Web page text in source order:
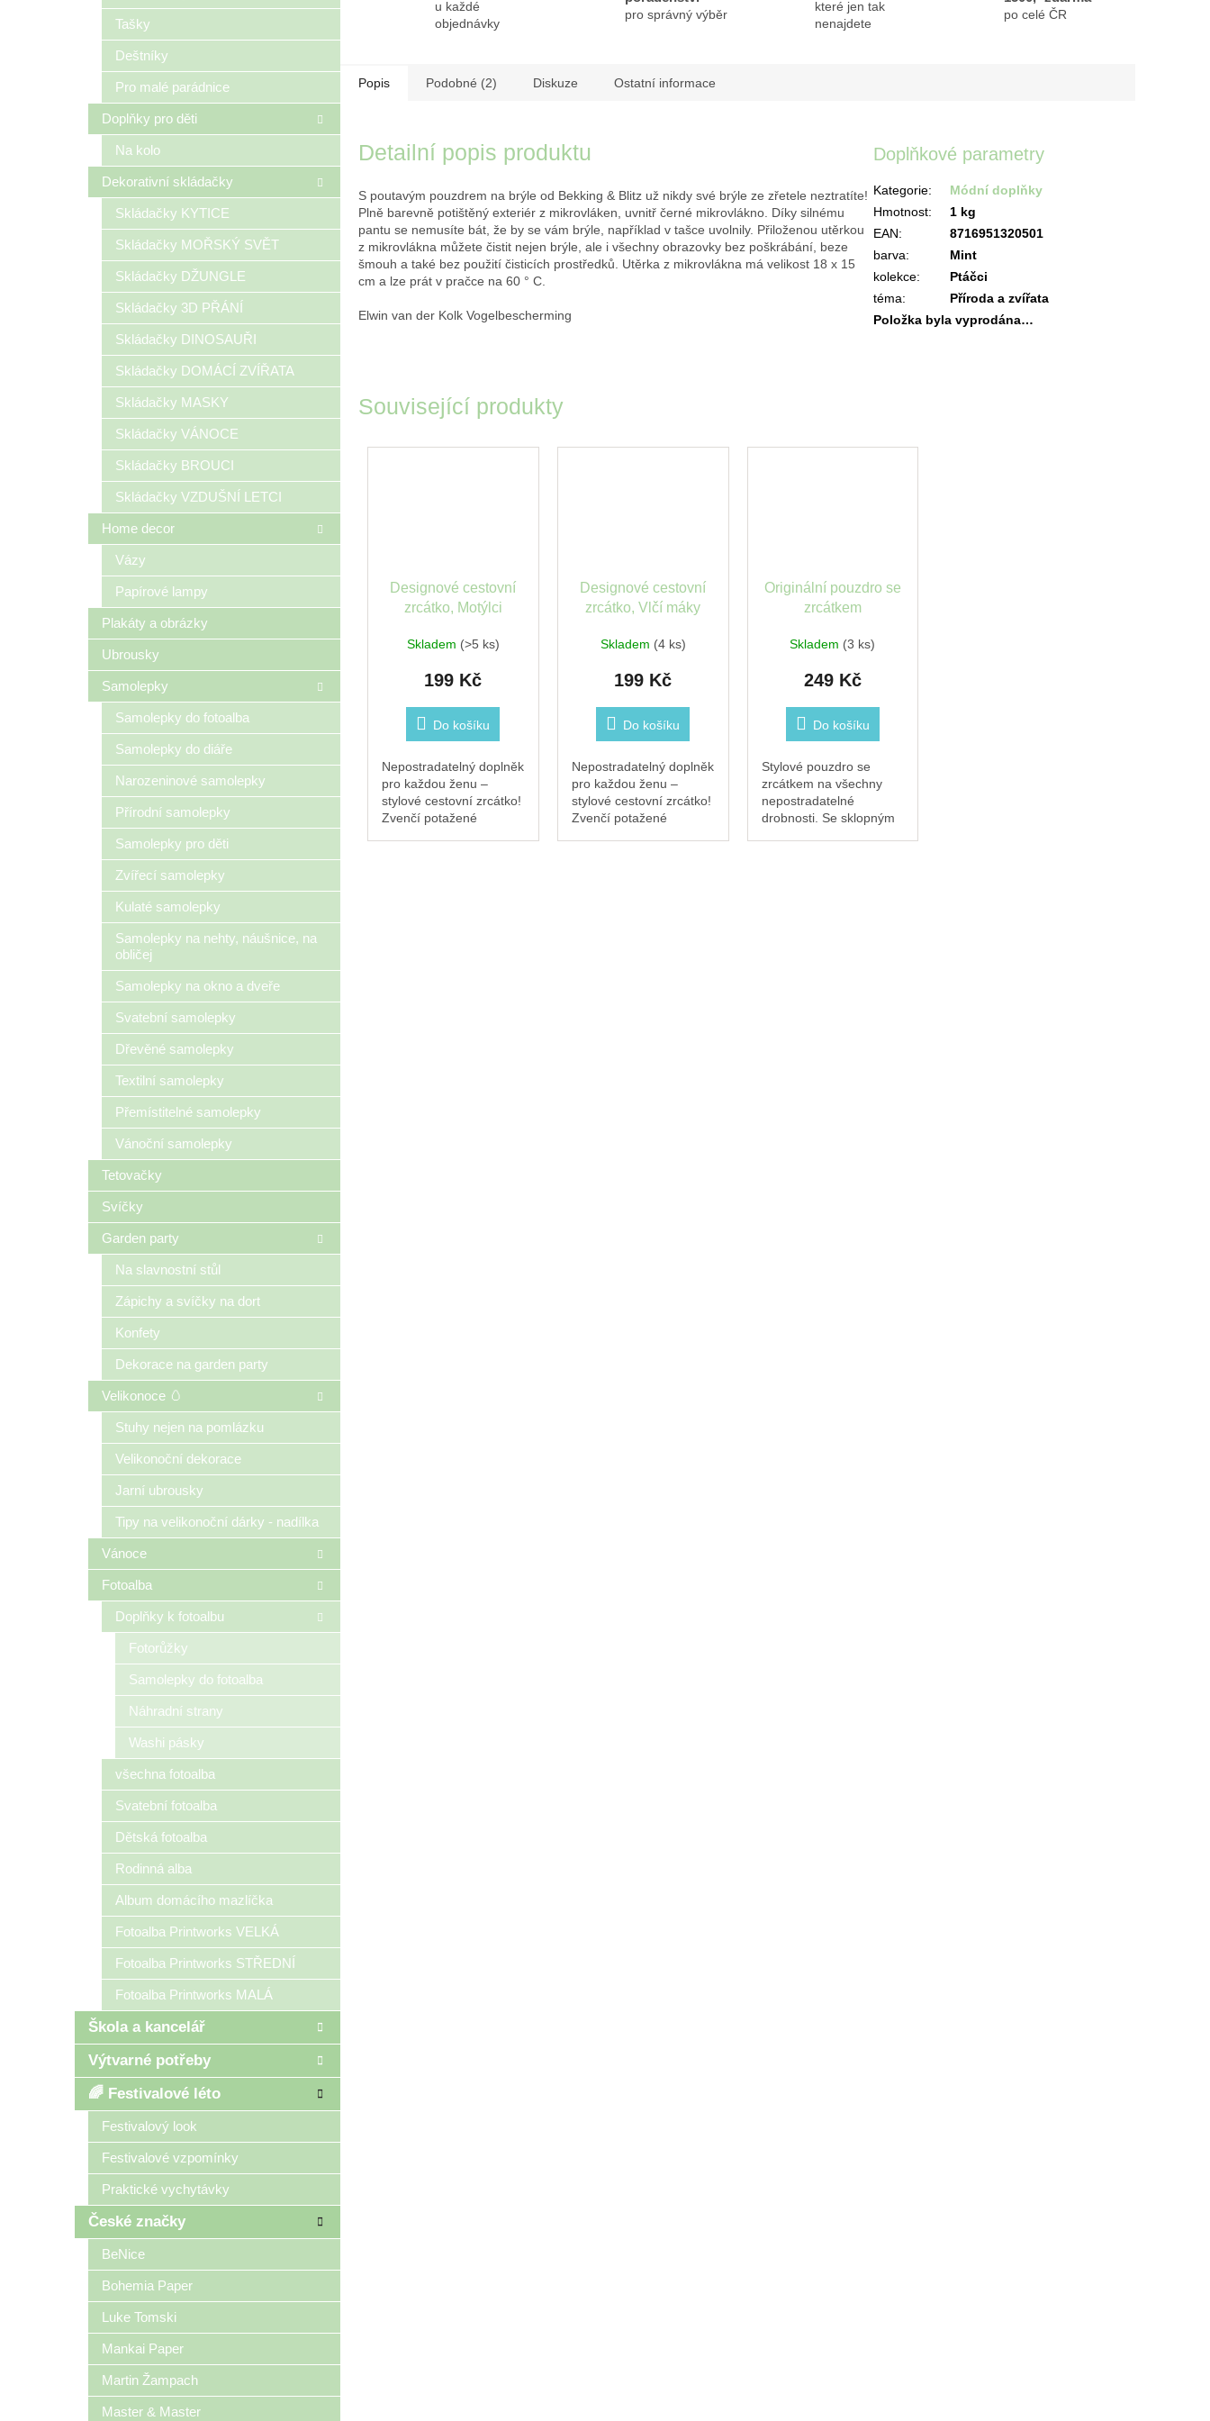
Tašky
Deštníky
Pro malé parádnice
Doplňky pro děti
Na kolo
Dekorativní skládačky
Skládačky KYTICE
Skládačky MOŘSKÝ SVĚT
Skládačky DŽUNGLE
Skládačky 3D PŘÁNÍ
Skládačky DINOSAUŘI
Skládačky DOMÁCÍ ZVÍŘATA
Skládačky MASKY
Skládačky VÁNOCE
Skládačky BROUCI
Skládačky VZDUŠNÍ LETCI
Home decor
Vázy
Papírové lampy
Plakáty a obrázky
Ubrousky
Samolepky
Samolepky do fotoalba
Samolepky do diáře
Narozeninové samolepky
Přírodní samolepky
Samolepky pro děti
Zvířecí samolepky
Kulaté samolepky
Samolepky na nehty, náušnice, na
obličej
Samolepky na okno a dveře
Svatební samolepky
Dřevěné samolepky
Textilní samolepky
Přemístitelné samolepky
Vánoční samolepky
Tetovačky
Svíčky
Garden party
Na slavnostní stůl
Zápichy a svíčky na dort
Konfety
Dekorace na garden party
Velikonoce 🥚
Stuhy nejen na pomlázku
Velikonoční dekorace
Jarní ubrousky
Tipy na velikonoční dárky - nadílka
Vánoce
Fotoalba
Doplňky k fotoalbu
Fotorůžky
Samolepky do fotoalba
Náhradní strany
Washi pásky
všechna fotoalba
Svatební fotoalba
Dětská fotoalba
Rodinná alba
Album domácího mazlíčka
Fotoalba Printworks VELKÁ
Fotoalba Printworks STŘEDNÍ
Fotoalba Printworks MALÁ
Škola a kancelář
Výtvarné potřeby
🌈 Festivalové léto
Festivalový look
Festivalové vzpomínky
Praktické vychytávky
České značky
BeNice
Bohemia Paper
Luke Tomski
Mankai Paper
Martin Žampach
Master & Master
u každé
objednávky
pro správný výběr
které jen tak
nenajdete
po celé ČR
Související produkty
Designové cestovní
zrcátko, Motýlci
Skladem (>5 ks)
199 Kč
Do košíku
Nepostradatelný doplněk
pro každou ženu –
stylové cestovní zrcátko!
Zvenčí potažené
Designové cestovní
zrcátko, Vlčí máky
Skladem (4 ks)
199 Kč
Do košíku
Nepostradatelný doplněk
pro každou ženu –
stylové cestovní zrcátko!
Zvenčí potažené
Originální pouzdro se
zrcátkem
Magnolia
Skladem (3 ks)
249 Kč
Do košíku
Stylové pouzdro se
zrcátkem na všechny
nepostradatelné
drobnosti. Se sklopným
Popis Podobné (2) Diskuze Ostatní informace
Detailní popis produktu
S poutavým pouzdrem na brýle od Bekking & Blitz už nikdy své brýle ze zřetele neztratíte!
Plně barevně potištěný exteriér z mikrovláken, uvnitř černé mikrovlákno. Díky silnému
pantu se nemusíte bát, že by se vám brýle, například v tašce uvolnily. Přiloženou utěrkou
z mikrovlákna můžete čistit nejen brýle, ale i všechny obrazovky bez poškrábání, beze
šmouh a také bez použití čisticích prostředků. Utěrka z mikrovlákna má velikost 18 x 15
cm a lze prát v pračce na 60 ° C.
Elwin van der Kolk Vogelbescherming
Doplňkové parametry
Kategorie:
Módní doplňky
Hmotnost:
1 kg
EAN:
8716951320501
barva:
Mint
kolekce:
Ptáčci
téma:
Příroda a zvířata
Položka byla vyprodána…